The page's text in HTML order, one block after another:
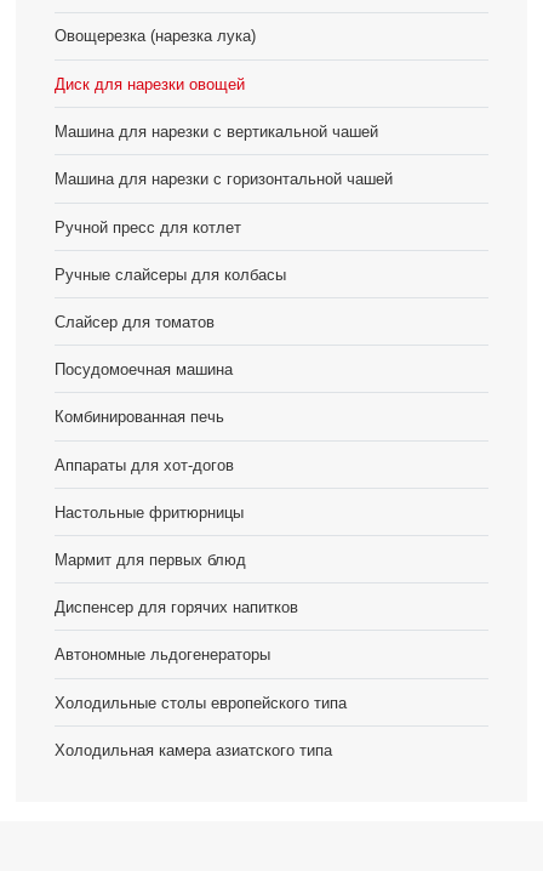
Овощерезка (нарезка лука)
Диск для нарезки овощей
Машина для нарезки с вертикальной чашей
Машина для нарезки с горизонтальной чашей
Ручной пресс для котлет
Ручные слайсеры для колбасы
Слайсер для томатов
Посудомоечная машина
Комбинированная печь
Аппараты для хот-догов
Настольные фритюрницы
Мармит для первых блюд
Диспенсер для горячих напитков
Автономные льдогенераторы
Холодильные столы европейского типа
Холодильная камера азиатского типа